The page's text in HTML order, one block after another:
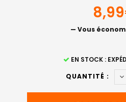
— Vous
EN STOCK :
QUANTITÉ :